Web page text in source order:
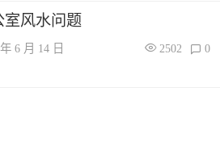
室风水问题
6 月 14 日 2502 0